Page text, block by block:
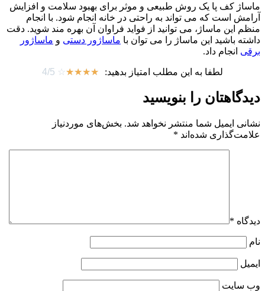
ماساژ کف پا یک روش طبیعی و موثر برای بهبود سلامت و افزایش
آرامش است که می ‌تواند به راحتی در خانه انجام شود. با انجام
منظم این ماساژ، می ‌توانید از فواید فراوان آن بهره ‌مند شوید. دقت
داشته باشید این ماساژ را می توان با ماساژور دستی و ماساژور
برقی انجام داد.
لطفا به این مطلب امتیاز بدهید: ☆
☆
☆
☆
☆
4/5
دیدگاهتان را بنویسید
نشانی ایمیل شما منتشر نخواهد شد. بخش‌های موردنیاز
علامت‌گذاری شده‌اند *
دیدگاه *
نام
ایمیل
وب‌ سایت